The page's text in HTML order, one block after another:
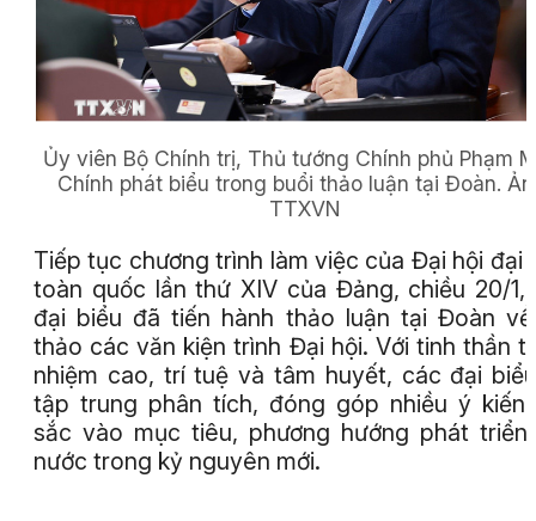
Ủy viên Bộ Chính trị, Thủ tướng Chính phủ Phạm
Chính phát biểu trong buổi thảo luận tại Đoàn.
TTXVN
Tiếp tục chương trình làm việc của Đại hội đại
toàn quốc lần thứ XIV của Đảng, chiều 20/1,
đại biểu đã tiến hành thảo luận tại Đoàn
thảo các văn kiện trình Đại hội. Với tinh thần
nhiệm cao, trí tuệ và tâm huyết, các đại
tập trung phân tích, đóng góp nhiều ý kiến
sắc vào mục tiêu, phương hướng phát
nước trong kỷ nguyên mới.